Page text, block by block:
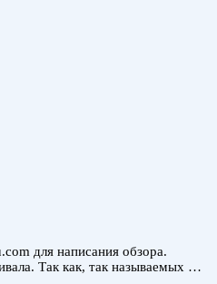
для написания обзора.
Так как, так называемых …